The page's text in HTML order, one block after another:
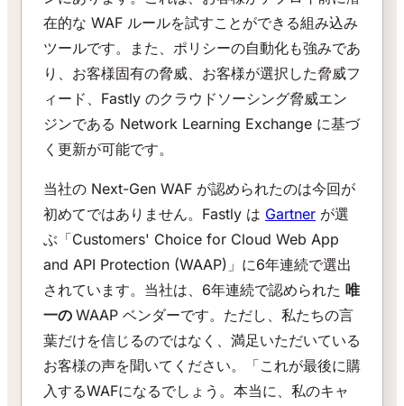
在的な WAF ルールを試すことができる組み込み
ツールです。また、ポリシーの自動化も強みであ
り、お客様固有の脅威、お客様が選択した脅威フ
ィード、Fastly のクラウドソーシング脅威エン
ジンである Network Learning Exchange に基づ
く更新が可能です。
当社の Next-Gen WAF が認められたのは今回が
初めてではありません。Fastly は Gartner が選
ぶ「Customers' Choice for Cloud Web App
and API Protection (WAAP)」に6年連続で選出
されています。当社は、6年連続で認められた 唯
一の WAAP ベンダーです。ただし、私たちの言
葉だけを信じるのではなく、満足いただいている
お客様の声を聞いてください。「これが最後に購
入するWAFになるでしょう。本当に、私のキャ